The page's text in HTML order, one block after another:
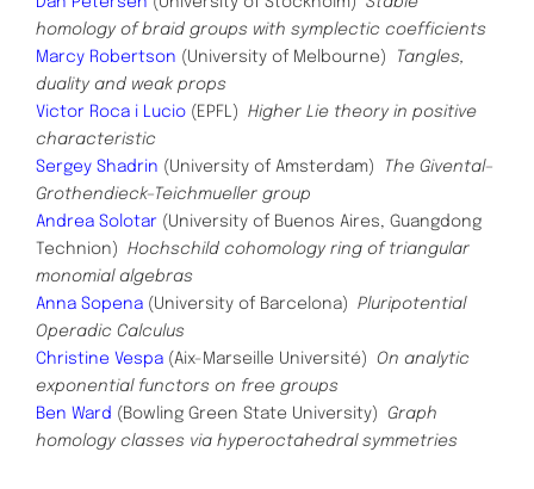
homology of braid groups with symplectic coefficients
Marcy Robertson (University of Melbourne)
Tangles,
duality and weak props
Victor Roca i Lucio (EPFL)
Higher Lie theory in positive
characteristic
Sergey Shadrin (University of Amsterdam)
The Givental–
Grothendieck–Teichmueller group
Andrea Solotar (University of Buenos Aires, Guangdong
Technion) Hochschild cohomology ring of triangular
monomial algebras
Anna Sopena (University of Barcelona) Pluripotential
Operadic Calculus
Christine Vespa (Aix-Marseille Université)
On analytic
exponential functors on free groups
Ben Ward (Bowling Green State University) Graph
homology classes via hyperoctahedral symmetries